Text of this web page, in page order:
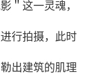
＂这一灵魂，
行拍摄，此时
出建筑的肌理